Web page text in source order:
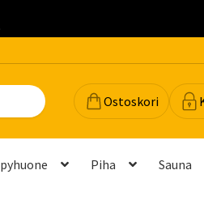
Ostoskori
Piha Sauna